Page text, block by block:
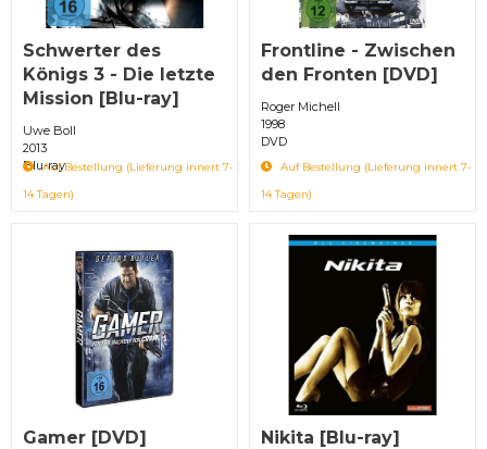
Schwerter des
Königs 3 - Die letzte
Mission [Blu-ray]
Uwe Boll
2013
Blu-ray
Auf Bestellung (Lieferung innert 7-
14 Tagen)
Frontline - Zwischen
den Fronten [DVD]
Roger Michell
1998
DVD
Auf Bestellung (Lieferung innert 7-
14 Tagen)
Gamer [DVD] Nikita [Blu-ray]